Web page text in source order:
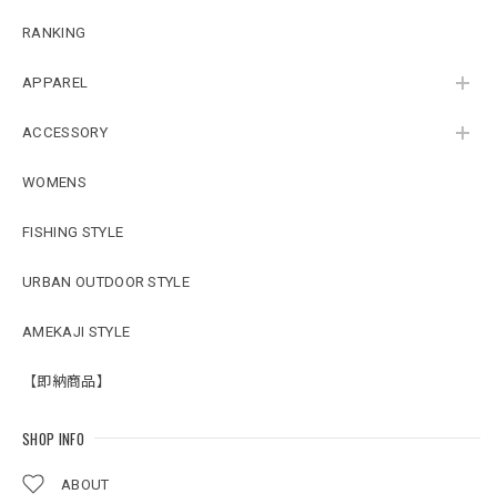
RANKING
APPAREL
ACCESSORY
WOMENS
FISHING STYLE
URBAN OUTDOOR STYLE
AMEKAJI STYLE
【即納商品】
SHOP INFO
ABOUT